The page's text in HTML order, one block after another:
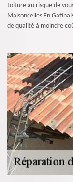
toiture au risque de
Maisoncelles En
de qualité à moindre